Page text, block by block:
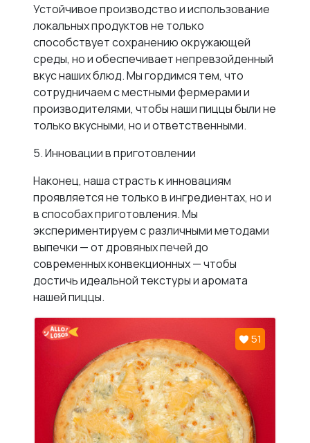
Устойчивое производство и использование
локальных продуктов не только
способствует сохранению окружающей
среды, но и обеспечивает непревзойденный
вкус наших блюд. Мы гордимся тем, что
сотрудничаем с местными фермерами и
производителями, чтобы наши пиццы были не
только вкусными, но и ответственными.
5. Инновации в приготовлении
Наконец, наша страсть к инновациям
проявляется не только в ингредиентах, но и
в способах приготовления. Мы
экспериментируем с различными методами
выпечки — от дровяных печей до
современных конвекционных — чтобы
достичь идеальной текстуры и аромата
нашей пиццы.
51